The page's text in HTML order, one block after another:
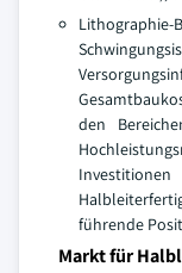
Lithographie-
den
führende
Markt für